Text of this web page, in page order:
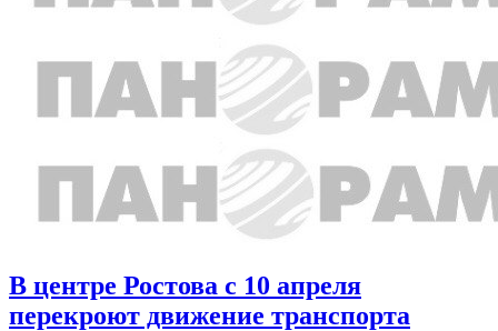
В центре Ростова с 10 апреля
перекроют движение транспорта